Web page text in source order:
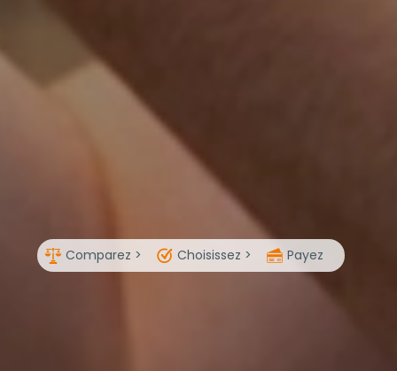
Comparez > Choisissez > Payez